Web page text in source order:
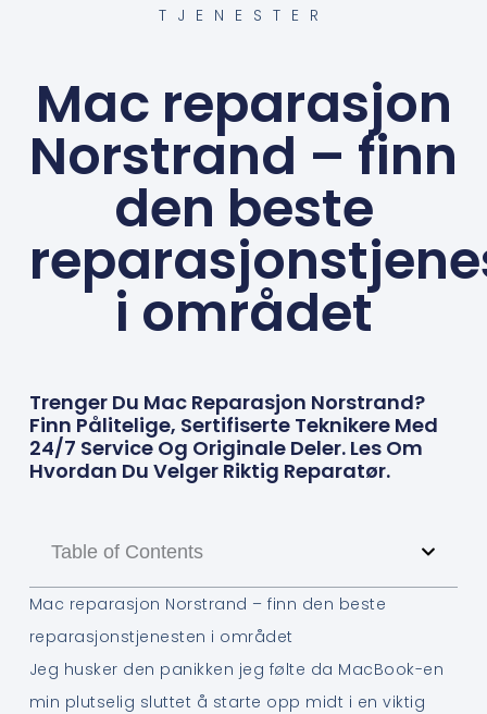
TJENESTER
Mac reparasjon
Norstrand – finn
den beste
i området
Trenger Du Mac Reparasjon Norstrand?
Finn Pålitelige, Sertifiserte Teknikere Med
24/7 Service Og Originale Deler. Les Om
Hvordan Du Velger Riktig Reparatør.
Table of Contents
Mac reparasjon Norstrand – finn den beste
reparasjonstjenesten i området
Jeg husker den panikken jeg følte da MacBook-en
min plutselig sluttet å starte opp midt i en viktig